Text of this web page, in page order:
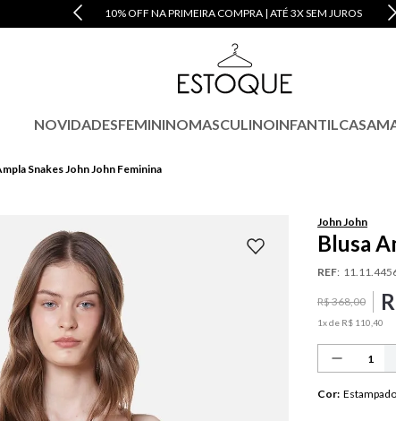
10% OFF NA PRIMEIRA COMPRA | ATÉ 3X SEM JUROS
NOVIDADESFEMININOMASCULINOINFANTILCASA
Snakes John John Feminina
John John
Blusa
REF:
R$368,00
1x de R$ 110 40
Cor: Estampado